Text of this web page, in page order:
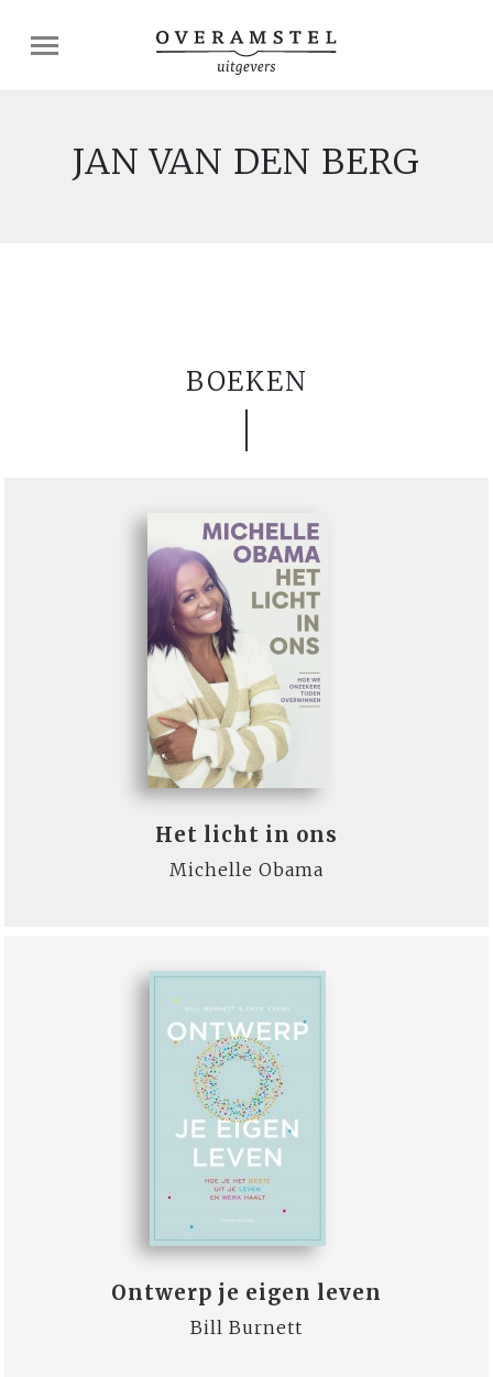
JAN VAN DEN BERG
BOEKEN
Het licht in ons
Michelle Obama
Ontwerp je eigen leven
Bill Burnett